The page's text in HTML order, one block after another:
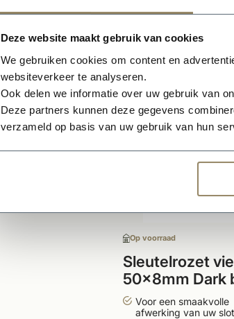
Deze website maakt gebruik van cookies
We gebruiken cookies om content en
websiteverkeer te analyseren.
Ook delen we informatie over uw gebruik van
Deze partners kunnen deze gegevens
verzameld op basis van uw gebruik van hun
Op voorraad
Sleutelrozet
50x8mm Dark
Voor een smaakvolle
afwerking van uw slot